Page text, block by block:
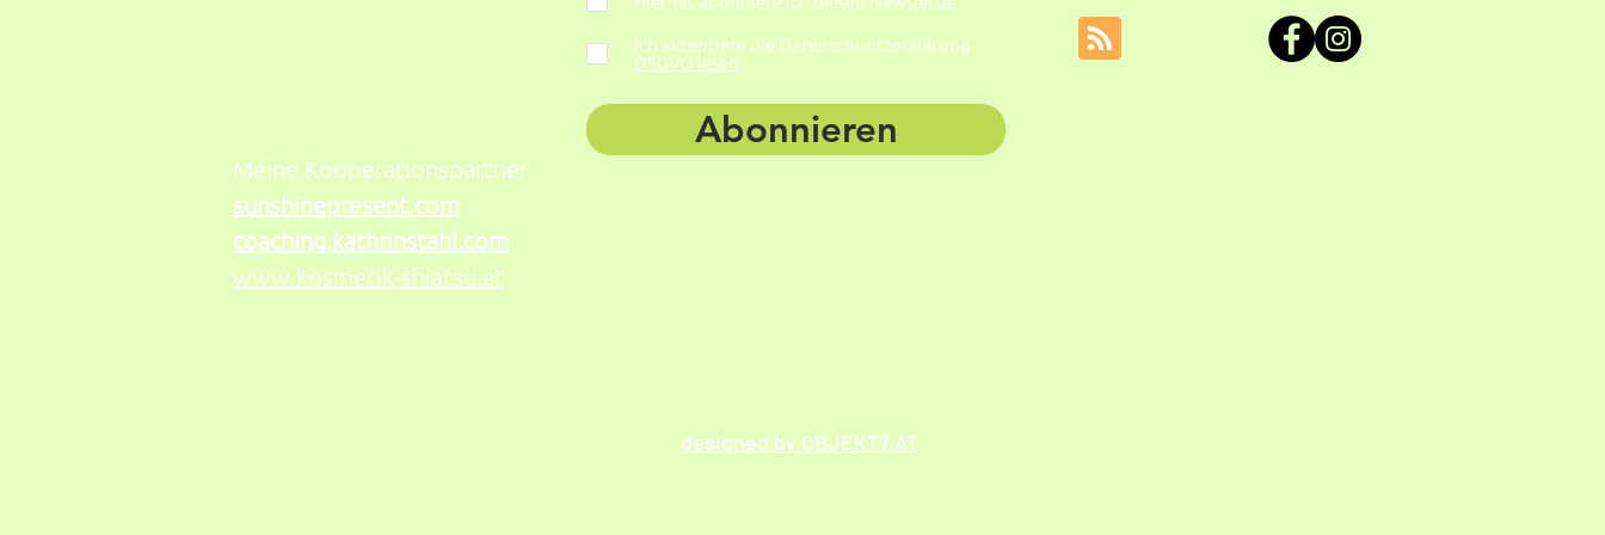
Meine Kooperationspartner
sunshinepresent.com
coaching.kathrinstahl.com
www.kosmetik-shiatsu.at
Ich akzeptiere die Datenschuntzerklärung
DSGVO lesen
Abonnieren
designed by OBJEKT7.AT